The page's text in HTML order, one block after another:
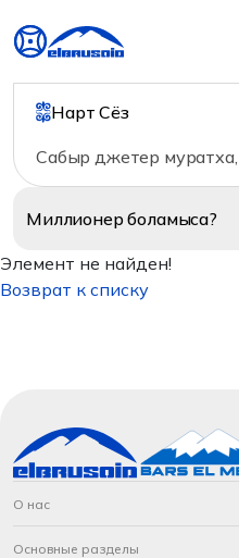
Нарт Сёз
Сабыр джетер
Миллионерболамыса?
Элемент не найден!
Возврат к списку
О нас
Основные разделы